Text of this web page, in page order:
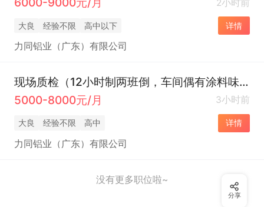
2小时前
大良 经验不限 高中以下 详情
力同铝业（广东）有限公司
现场质检（12小时制两班倒，车间偶有涂料味道，不接受勿投简历）
5000-8000元/月
3小时前
大良 经验不限 高中 详情
力同铝业（广东）有限公司
没有更多职位啦~
分享